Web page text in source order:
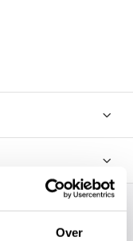
Over